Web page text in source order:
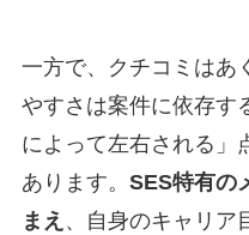
一方で、クチコミはあ
やすさは案件に依存す
によって左右される」
あります。 SES特有の
まえ 、自身のキャリア